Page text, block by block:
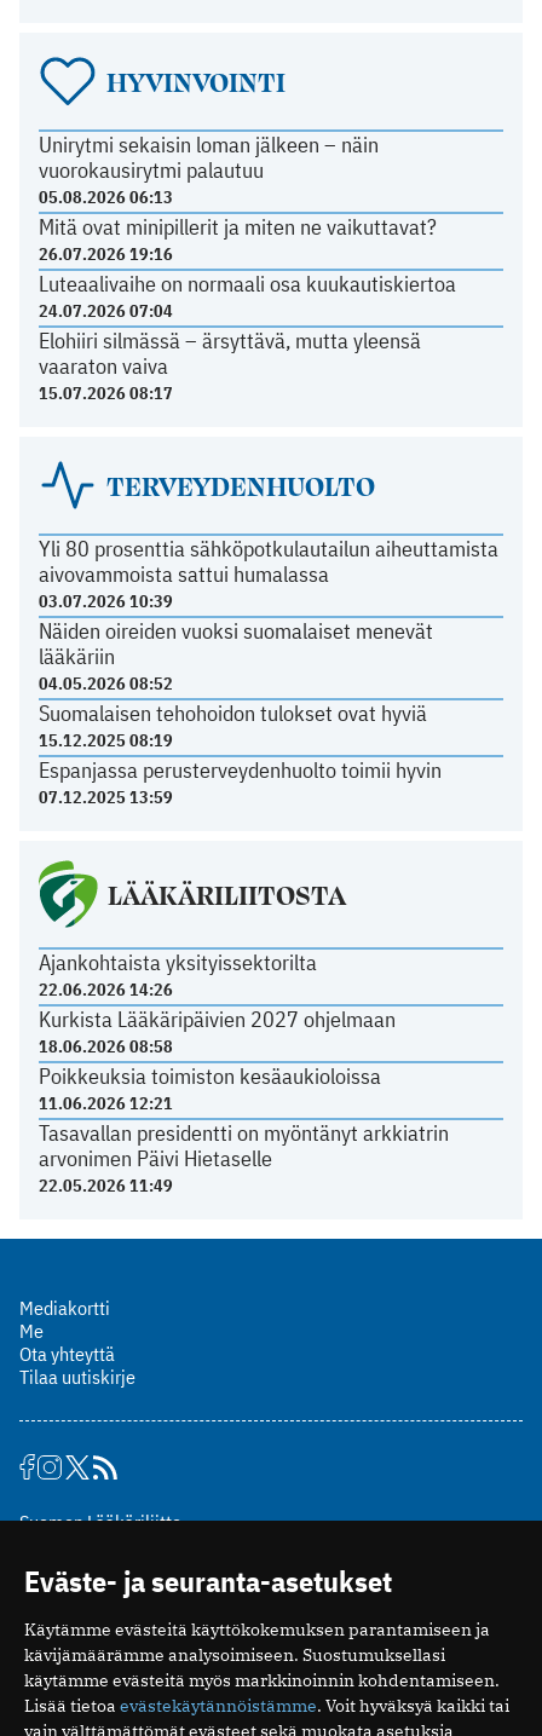
HYVINVOINTI
Unirytmi sekaisin loman jälkeen – näin
vuorokausirytmi palautuu
05.08.2026 06:13
Mitä ovat minipillerit ja miten ne vaikuttavat?
26.07.2026 19:16
Luteaalivaihe on normaali osa kuukautiskiertoa
24.07.2026 07:04
Elohiiri silmässä – ärsyttävä, mutta yleensä
vaaraton vaiva
15.07.2026 08:17
TERVEYDENHUOLTO
Yli 80 prosenttia sähköpotkulautailun aiheuttamista
aivovammoista sattui humalassa
03.07.2026 10:39
Näiden oireiden vuoksi suomalaiset menevät
lääkäriin
04.05.2026 08:52
Suomalaisen tehohoidon tulokset ovat hyviä
15.12.2025 08:19
Espanjassa perusterveydenhuolto toimii hyvin
07.12.2025 13:59
LÄÄKÄRILIITOSTA
Ajankohtaista yksityissektorilta
22.06.2026 14:26
Kurkista Lääkäripäivien 2027 ohjelmaan
18.06.2026 08:58
Poikkeuksia toimiston kesäaukioloissa
11.06.2026 12:21
Tasavallan presidentti on myöntänyt arkkiatrin
arvonimen Päivi Hietaselle
22.05.2026 11:49
Mediakortti
Me
Ota yhteyttä
Tilaa uutiskirje
Suomen Lääkäriliitto
00510 Helsinki
puh. (09) 393 091
toimitus@potilaanlaakarilehti.fi
ISSN 2323-9476
Eväste- ja seuranta-asetukset
Käytämme evästeitä käyttökokemuksen parantamiseen ja
kävijämäärämme analysoimiseen. Suostumuksellasi
käytämme evästeitä myös markkinoinnin kohdentamiseen.
Lisää tietoa evästekäytännöistämme. Voit hyväksyä kaikki tai
vain välttämättömät evästeet sekä muokata asetuksia